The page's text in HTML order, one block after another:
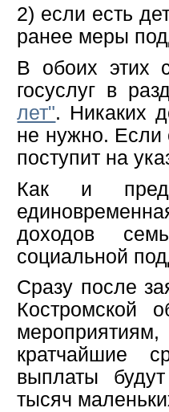
2) если есть
ранее меры
В обоих этих
госуслуг в
лет". Никаких
не нужно. Если
поступит на
Как и
доходов
социальной
Сразу после
Костромской
кратчайшие
выплаты
тысяч